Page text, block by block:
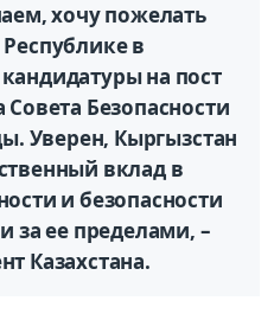
хочу пожелать
в
на пост
Безопасности
Уверен, Кыргызстан
вклад в
и безопасности
за ее пределами, –
Казахстана.